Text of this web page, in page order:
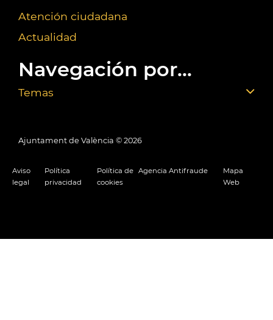
Atención ciudadana
Actualidad
Navegación por...
Temas
Ajuntament de València © 2026
Aviso
legal
Política
privacidad
Política de
cookies
Agencia Antifraude
Mapa
Web